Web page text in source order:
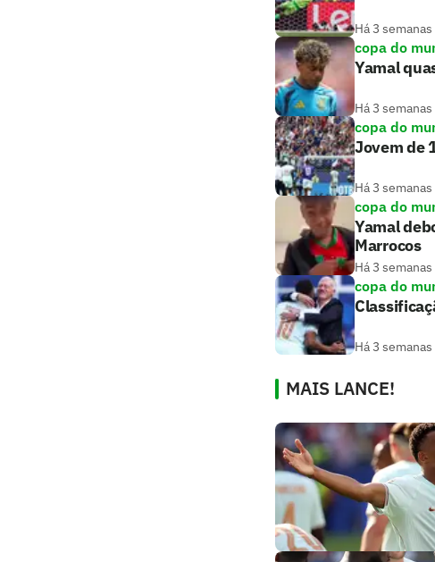
Há 3 semanas
copa do
Yamal
Há 3 semanas
copa do
Jovem de
Há 3 semanas
copa do
Yamal
Marrocos
Há 3 semanas
copa do
Há 3 semanas
MAIS LANCE!